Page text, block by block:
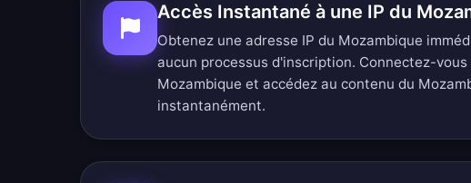
Accès Instantané à une IP du
Obtenez une adresse IP du Mozambique
aucun processus d'inscription. Connectez-vous
Mozambique et accédez au contenu du
instantanément.